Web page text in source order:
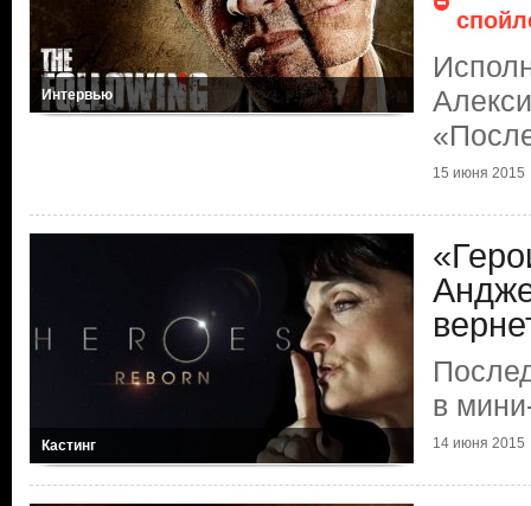
Интервью
15 июня 2015
Кастинг
в
14 июня 2015